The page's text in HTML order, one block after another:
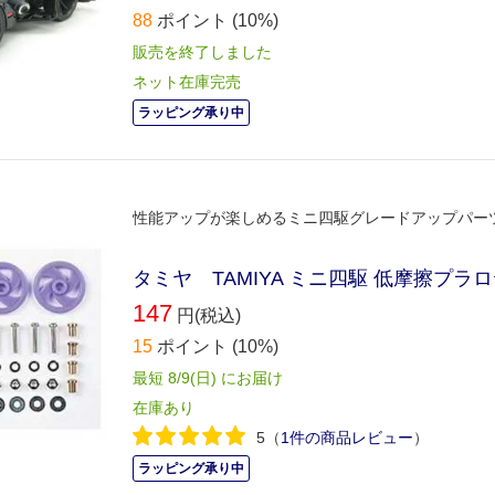
88 ポイント (10%)
販売を終了しました
ネット在庫完売
ラッピング承り中
性能アップが楽しめるミニ四駆グレードアップパー
タミヤ TAMIYA ミニ四駆 低摩擦プラロ
147 円(税込)
15 ポイント (10%)
最短 8/9(日) にお届け
在庫あり
5 （1件の商品レビュー）
ラッピング承り中